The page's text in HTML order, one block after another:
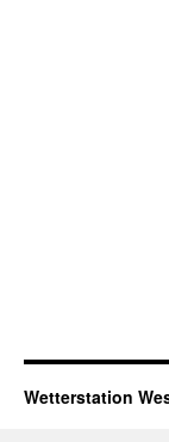
Wetterstation